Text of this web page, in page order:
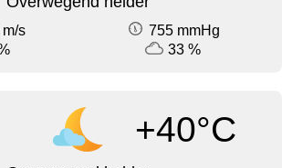
s
755 mmHg
33 %
+40°C